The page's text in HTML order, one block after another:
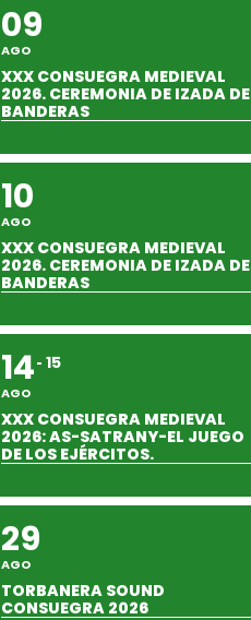
09
AGO
XXX CONSUEGRA MEDIEVAL
2026. CEREMONIA DE IZADA DE
BANDERAS
10
AGO
XXX CONSUEGRA MEDIEVAL
2026. CEREMONIA DE IZADA DE
BANDERAS
14
AGO
15
XXX CONSUEGRA MEDIEVAL
2026: AS-SATRANY-EL JUEGO
DE LOS EJÉRCITOS.
29
AGO
TORBANERA SOUND
CONSUEGRA 2026